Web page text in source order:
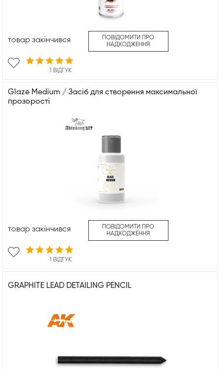
1 ВІДГУК
товар закінчився
ПОВІДОМИТИ ПРО
НАДХОДЖЕННЯ
Glaze Medium / Засіб для створення максимальної
прозорості
1 ВІДГУК
товар закінчився
ПОВІДОМИТИ ПРО
НАДХОДЖЕННЯ
GRAPHITE LEAD DETAILING PENCIL